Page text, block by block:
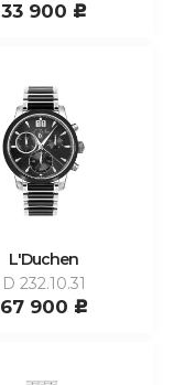
33 900 c
L'Duchen
D 232.10.31
67 900 c